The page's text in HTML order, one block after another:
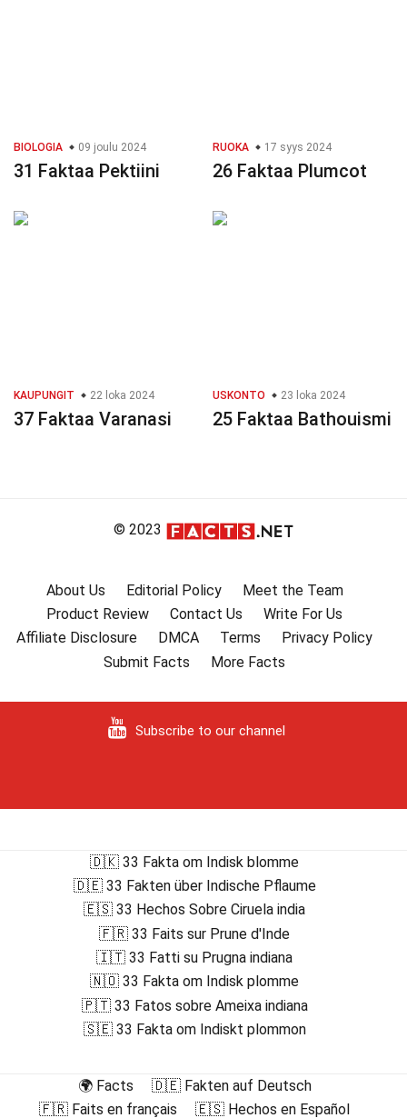
BIOLOGIA 09 joulu 2024
31 Faktaa Pektiini
RUOKA 17 syys 2024
26 Faktaa Plumcot
KAUPUNGIT 22 loka 2024
37 Faktaa Varanasi
USKONTO 23 loka 2024
25 Faktaa Bathouismi
© 2023
About Us Editorial Policy
Meet the Team
Product Review
Contact Us
Write For Us
Affiliate Disclosure
DMCA Terms
Privacy Policy
Submit Facts
More Facts
Subscribe to our channel
🇩🇰 33 Fakta om Indisk blomme
🇩🇪 33 Fakten über Indische Pflaume
🇪🇸 33 Hechos Sobre Ciruela india
🇫🇷 33 Faits sur Prune d'Inde
🇮🇹 33 Fatti su Prugna indiana
🇳🇴 33 Fakta om Indisk plomme
🇵🇹 33 Fatos sobre Ameixa indiana
🇸🇪 33 Fakta om Indiskt plommon
🌍 Facts
🇩🇪 Fakten auf Deutsch
🇫🇷 Faits en français
🇪🇸 Hechos en Español